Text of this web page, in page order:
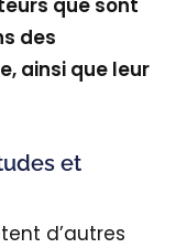
des
ainsi que leur
et
d’autres